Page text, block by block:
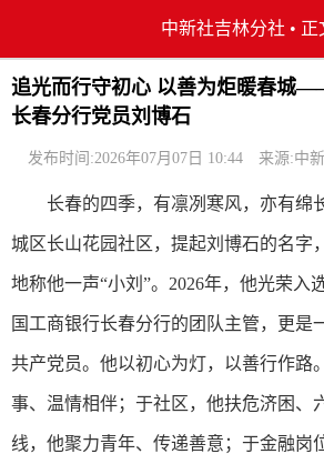
中新社吉林分社 • 正
追光而行守初心 以善为炬暖春城
长春分行党员刘博石
发布时间:2026年07月07日 10:44 来源:中
长春的四季，有凛冽寒风，亦有绵
城区长山花园社区，提起刘博石的名字
地称他一声“小刘”。2026年，他光荣入
国工商银行长春分行的团队主管，更是
共产党员。他以初心为灯，以善行作路
事、温情相伴；于社区，他扶危济困、
线，他聚力青年、传递善意；于金融岗